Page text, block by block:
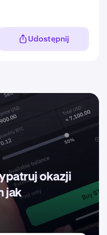
Udostępnij
okazji
jak